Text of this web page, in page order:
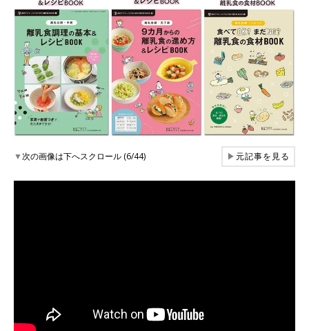
▼次の画像は下へスクロール (6/44) ▶元記事を見る